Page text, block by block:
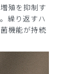
殖を抑制す
繰り返すハ
機能が持続